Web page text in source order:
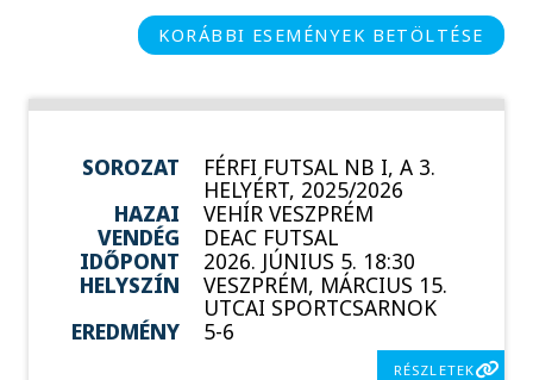
KORÁBBI ESEMÉNYEK BETÖLTÉSE
SOROZAT FÉRFI FUTSAL NB I, A 3.
HELYÉRT, 2025/2026
HAZAI
VEHÍR VESZPRÉM
VENDÉG
DEAC FUTSAL
IDŐPONT
2026. JÚNIUS 5. 18:30
HELYSZÍN
VESZPRÉM, MÁRCIUS 15.
UTCAI SPORTCSARNOK
EREDMÉNY
5-6
RÉSZLETEK